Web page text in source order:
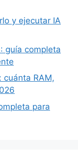
y ejecutar IA
guía completa
cuánta RAM,
para